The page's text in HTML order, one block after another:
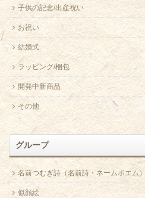
子供の記念/出産祝い
お祝い
結婚式
ラッピング/梱包
開発中新商品
その他
グループ
名前つむぎ詩（名前詩・ネームポエム）
似顔絵